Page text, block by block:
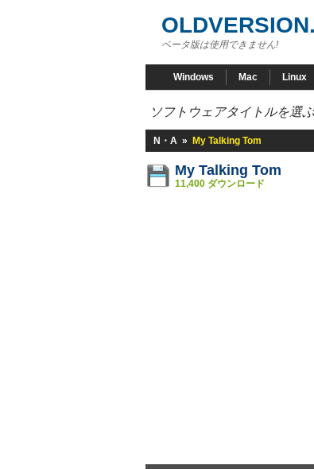
ベータ版は使用できません!
Windows Mac Linux
ソフトウェアタイトルを選
N・A » My Talking Tom
My Talking Tom
11,400 ダウンロード